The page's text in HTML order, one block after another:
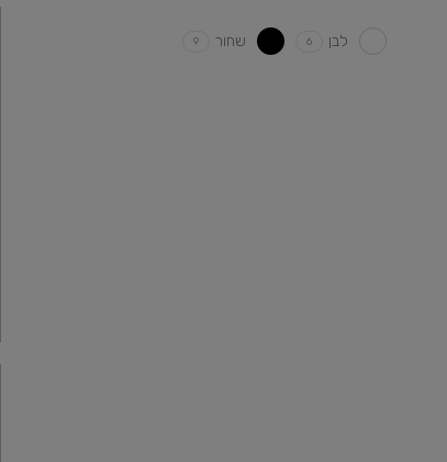
לבן 6 שחור 9